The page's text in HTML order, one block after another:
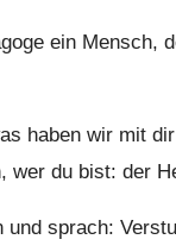
ein Mensch,
haben wir mit
wer du bist: der
und sprach: